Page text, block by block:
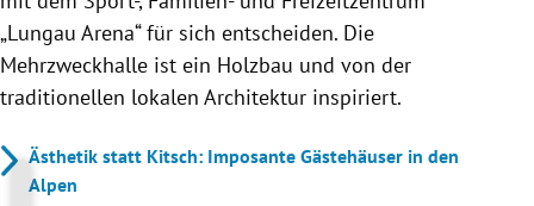
„Lungau Arena“ für sich entscheiden. Die
Mehrzweckhalle ist ein Holzbau und von der
traditionellen lokalen Architektur inspiriert.
Ästhetik statt Kitsch: Imposante Gästehäuser in den
Alpen